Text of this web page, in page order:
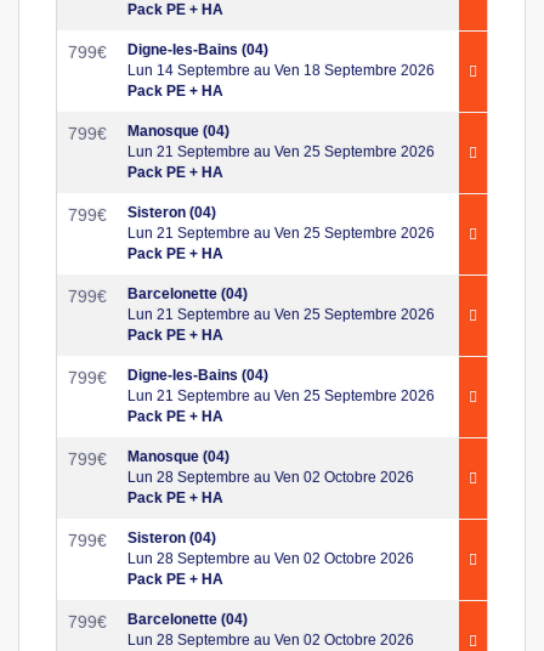
Pack PE + HA
799€
Digne-les-Bains (04)
Lun 14 Septembre au Ven 18 Septembre 2026
Pack PE + HA
799€
Manosque (04)
Lun 21 Septembre au Ven 25 Septembre 2026
Pack PE + HA
799€
Sisteron (04)
Lun 21 Septembre au Ven 25 Septembre 2026
Pack PE + HA
799€
Barcelonette (04)
Lun 21 Septembre au Ven 25 Septembre 2026
Pack PE + HA
799€
Digne-les-Bains (04)
Lun 21 Septembre au Ven 25 Septembre 2026
Pack PE + HA
799€
Manosque (04)
Lun 28 Septembre au Ven 02 Octobre 2026
Pack PE + HA
799€
Sisteron (04)
Lun 28 Septembre au Ven 02 Octobre 2026
Pack PE + HA
799€
Barcelonette (04)
Lun 28 Septembre au Ven 02 Octobre 2026